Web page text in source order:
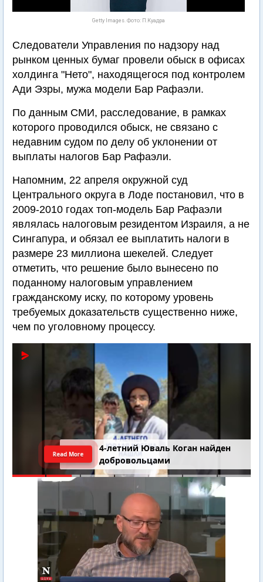
Getty Images. Фото: П.Куадра
Следователи Управления по надзору над
рынком ценных бумаг провели обыск в офисах
холдинга "Нето", находящегося под контролем
Ади Эзры, мужа модели Бар Рафаэли.
По данным СМИ, расследование, в рамках
которого проводился обыск, не связано с
недавним судом по делу об уклонении от
выплаты налогов Бар Рафаэли.
Напомним, 22 апреля окружной суд
Центрального округа в Лоде постановил, что в
2009-2010 годах топ-модель Бар Рафаэли
являлась налоговым резидентом Израиля, а не
Сингапура, и обязал ее выплатить налоги в
размере 23 миллиона шекелей. Следует
отметить, что решение было вынесено по
поданному налоговым управлением
гражданскому иску, по которому уровень
требуемых доказательств существенно ниже,
чем по уголовному процессу.
4-летний Юваль Коган найден
добровольцами
Read More